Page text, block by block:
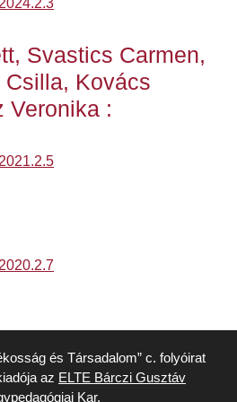
Svastics Carmen,
Kovács
Veronika :
és Társadalom” c. folyóirat
az ELTE Bárczi Gusztáv
Kar.